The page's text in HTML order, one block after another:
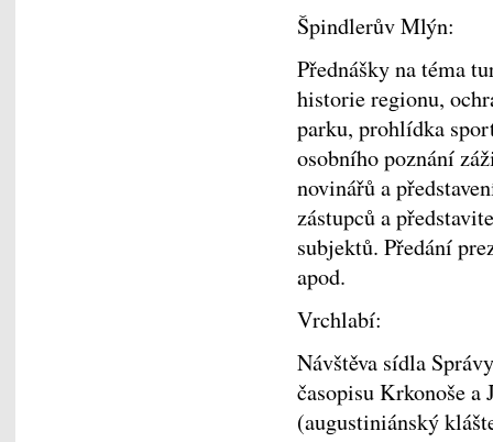
Špindlerův Mlýn:
Přednášky na téma
historie regionu,
parku, prohlídka
osobního poznání
novinářů a
zástupců a
subjektů. Předání
apod.
Vrchlabí:
Návštěva sídla
časopisu Krkonoše
(augustiniánský